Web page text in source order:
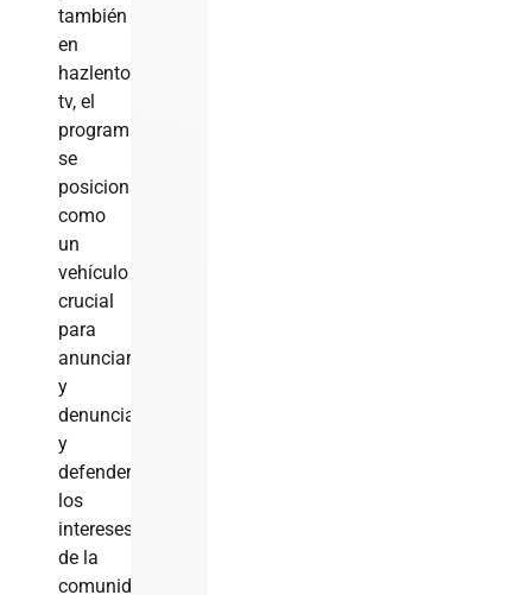
también
en
hazlento
tv, el
programa
se
posiciona
como
un
vehículo
crucial
para
anunciar
y
denuncia
y
defender
los
intereses
de la
comunidad